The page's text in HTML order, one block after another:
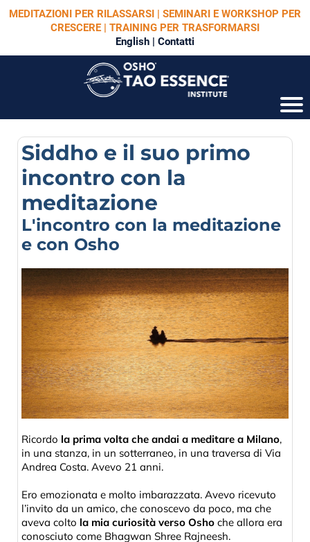
MEDITAZIONI PER RILASSARSI | SEMINARI E WORKSHOP PER
CRESCERE | TRAINING PER TRASFORMARSI
English | Contatti
Siddho e il suo primo
incontro con la
meditazione
L'incontro con la meditazione
e con Osho
Ricordo la prima volta che andai a meditare a Milano,
in una stanza, in un sotterraneo, in una traversa di Via
Andrea Costa. Avevo 21 anni.
Ero emozionata e molto imbarazzata. Avevo ricevuto
l’invito da un amico, che conoscevo da poco, ma che
aveva colto la mia curiosità verso Osho che allora era
conosciuto come Bhagwan Shree Rajneesh.